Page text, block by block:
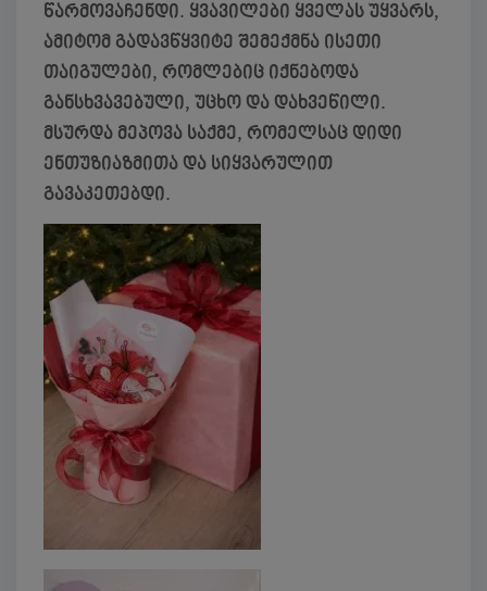
წარმოვაჩენდი. ყვავილები ყველას უყვარს,
ამიტომ გადავწყვიტე შემექმნა ისეთი
თაიგულები, რომლებიც იქნებოდა
განსხვავებული, უცხო და დახვეწილი.
მსურდა მეპოვა საქმე, რომელსაც დიდი
ენთუზიაზმითა და სიყვარულით
გავაკეთებდი.